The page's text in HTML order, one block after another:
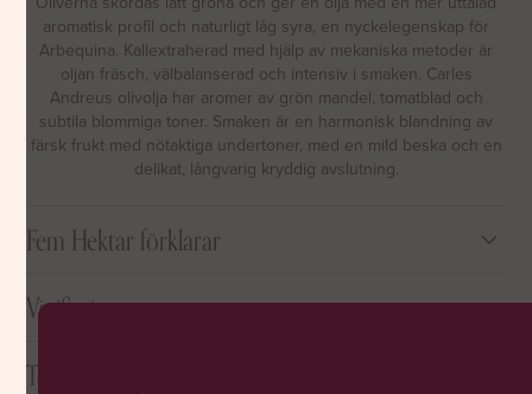
aromatisk profil och naturligt låg syra, en nyckelegenskap för
Arbequina. Kallextraherad med hjälp av mekaniska metoder är
oljan fräsch, välbalanserad och intensiv i smaken. Carles
Andreus olivolja har aromer av grön mandel, tomatblad och
subtila blommiga toner. Smaken är en harmonisk blandning av
färsk frukt med nötaktiga undertoner, med en mild beska och en
delikat, långvarig kryddig avslutning.
Fem Hektar förklarar
landet 165 kr, fraktfritt vid sex flaskor. Kontakta oss direkt för att
Vinifiering
Terroir/jord